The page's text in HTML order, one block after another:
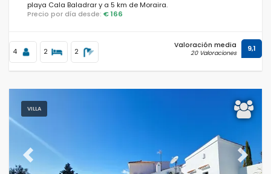
playa Cala Baladrar y a 5 km de Moraira.
Precio por día desde: € 166
4 2 2
Valoración media
20 Valoraciones 9,1
VILLA
Previous Next